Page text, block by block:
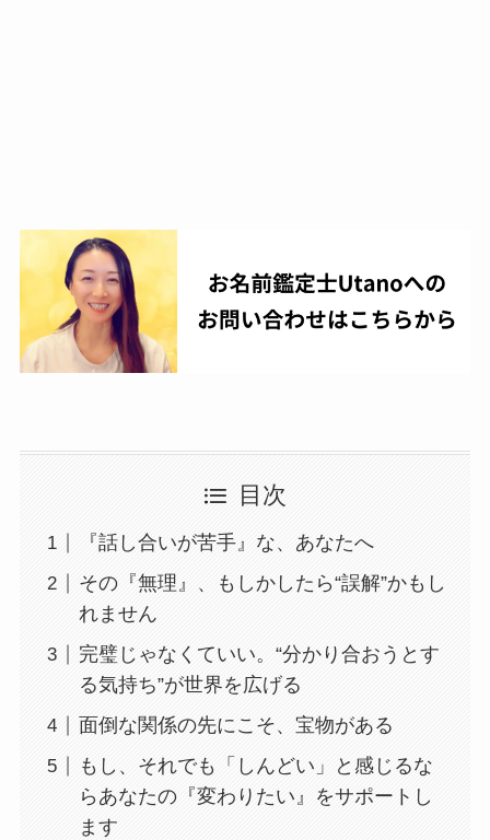
目次
『話し合いが苦手』な、あなたへ
その『無理』、もしかしたら“誤解”かもし
れません
完璧じゃなくていい。“分かり合おうとす
る気持ち”が世界を広げる
面倒な関係の先にこそ、宝物がある
もし、それでも「しんどい」と感じるな
らあなたの『変わりたい』をサポートし
ます